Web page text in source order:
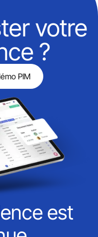
votre
?
PIM
est